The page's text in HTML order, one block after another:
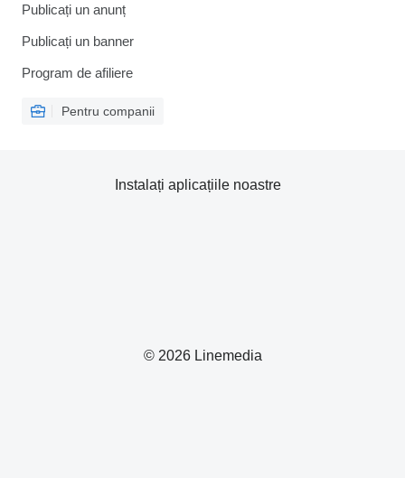
Publicați un anunț
Publicați un banner
Program de afiliere
Pentru companii
© 2026 Linemedia
Instalați aplicațiile noastre